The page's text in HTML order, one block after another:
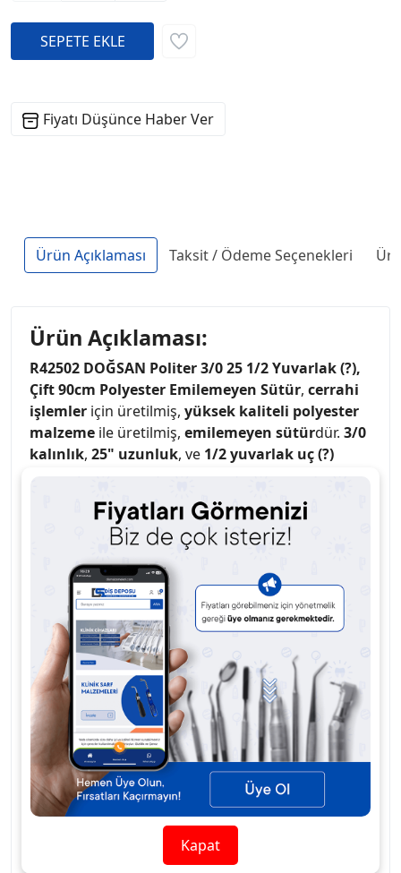
Fiyatı Düşünce Haber Ver
Ürün Açıklaması Taksit / Ödeme Seçenekleri
Ürün Açıklaması:
R42502 DOĞSAN Politer 3/0 25 1/2 Yuvarlak (?),
Çift 90cm Polyester Emilemeyen Sütür, cerrahi
işlemler için üretilmiş, yüksek kaliteli polyester
malzeme ile üretilmiş, emilemeyen sütürdür. 3/0
kalınlık, 25" uzunluk, ve 1/2 yuvarlak uç (?)
özellikleriyle hassas ve güvenli dikiş uygulamaları
Çift tasarım
, aynı anda iki dikişin
yapılmasına olanak tanır, böylece işlem süresi
kısalır ve verimlilik artar.Yuvarlak uç (?)
ve pürüzsüz bir dikiş geçişi sağlayarak dokularda
minimum travma oluşturur.90cm uzunluk, geniş
alanlarda rahatça kullanım sağlar.Polyester
malzeme, sütürün dayanıklılığını artırır ve cerrahi
dikişlerde güvenlik sağlar.
sütürün uzun süreli işlevini korur ve cerrahi
işlemler sırasında güvenli kullanım sunar. 12
adet/paketolarak sunulması, pratik ve ekonomik
çözüm sunar.
3/0 kalınlıkile hassas dikiş uygulamaları.
Yuvarlak uç (?)ile düzgün ve hassas dikiş
ile verimli dikiş uygulamaları.
Kapat